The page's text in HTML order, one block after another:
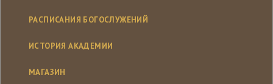
РАСПИСАНИЯ БОГОСЛУЖЕНИЙ
ИСТОРИЯ АКАДЕМИИ
МАГАЗИН